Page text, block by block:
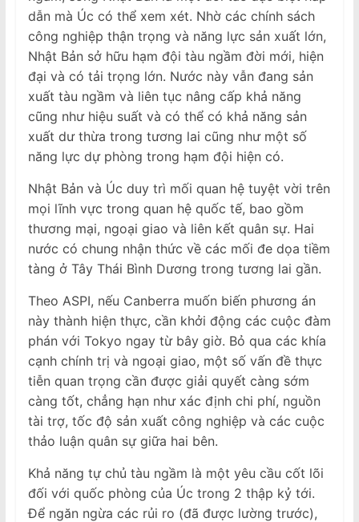
dẫn mà Úc có thể xem xét. Nhờ các chính sách
công nghiệp thận trọng và năng lực sản xuất lớn,
Nhật Bản sở hữu hạm đội tàu ngầm đời mới, hiện
đại và có tải trọng lớn. Nước này vẫn đang sản
xuất tàu ngầm và liên tục nâng cấp khả năng
cũng như hiệu suất và có thể có khả năng sản
xuất dư thừa trong tương lai cũng như một số
năng lực dự phòng trong hạm đội hiện có.
Nhật Bản và Úc duy trì mối quan hệ tuyệt vời trên
mọi lĩnh vực trong quan hệ quốc tế, bao gồm
thương mại, ngoại giao và liên kết quân sự. Hai
nước có chung nhận thức về các mối đe dọa tiềm
tàng ở Tây Thái Bình Dương trong tương lai gần.
Theo ASPI, nếu Canberra muốn biến phương án
này thành hiện thực, cần khởi động các cuộc đàm
phán với Tokyo ngay từ bây giờ. Bỏ qua các khía
cạnh chính trị và ngoại giao, một số vấn đề thực
tiễn quan trọng cần được giải quyết càng sớm
càng tốt, chẳng hạn như xác định chi phí, nguồn
tài trợ, tốc độ sản xuất công nghiệp và các cuộc
thảo luận quân sự giữa hai bên.
Khả năng tự chủ tàu ngầm là một yêu cầu cốt lõi
đối với quốc phòng của Úc trong 2 thập kỷ tới.
Để ngăn ngừa các rủi ro (đã được lường trước),